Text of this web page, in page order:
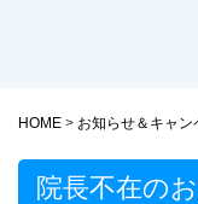
HOME > お知らせ＆キャン
院長不在の